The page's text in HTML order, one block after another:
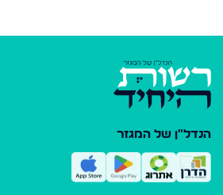
הנדל"ן של המגזר